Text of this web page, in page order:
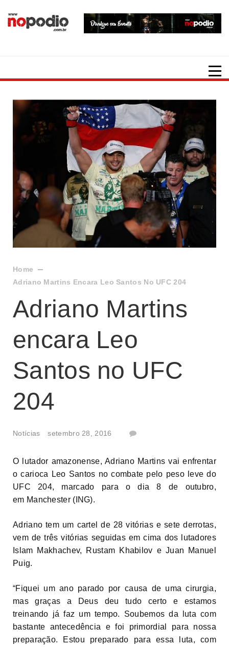
Home
Adriano Martins Encara Leo Santos No UFC 204
Adriano Martins
encara Leo
Santos no UFC
204
Notícias setembro 28, 2016
O lutador amazonense, Adriano Martins vai enfrentar
o carioca Leo Santos no combate pelo peso leve do
UFC 204, marcado para o dia 8 de outubro,
em Manchester (ING).
Adriano tem um cartel de 28 vitórias e sete derrotas,
vem de três vitórias seguidas em cima dos lutadores
Islam Makhachev, Rustam Khabilov e Juan Manuel
Puig.
“Fiquei um ano parado por causa de uma cirurgia,
mas graças a Deus deu tudo certo e estamos
treinando já faz um tempo. Soubemos da luta com
bastante antecedência e foi primordial para nossa
preparação. Estou preparado para essa luta, com